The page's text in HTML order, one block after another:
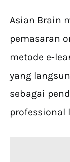
Asian Brain
pemasaran
metode e-
yang
sebagai
professional